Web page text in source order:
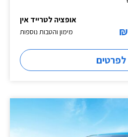
אופציה לטרייד אין
מימון והטבות נוספות
לפרטים